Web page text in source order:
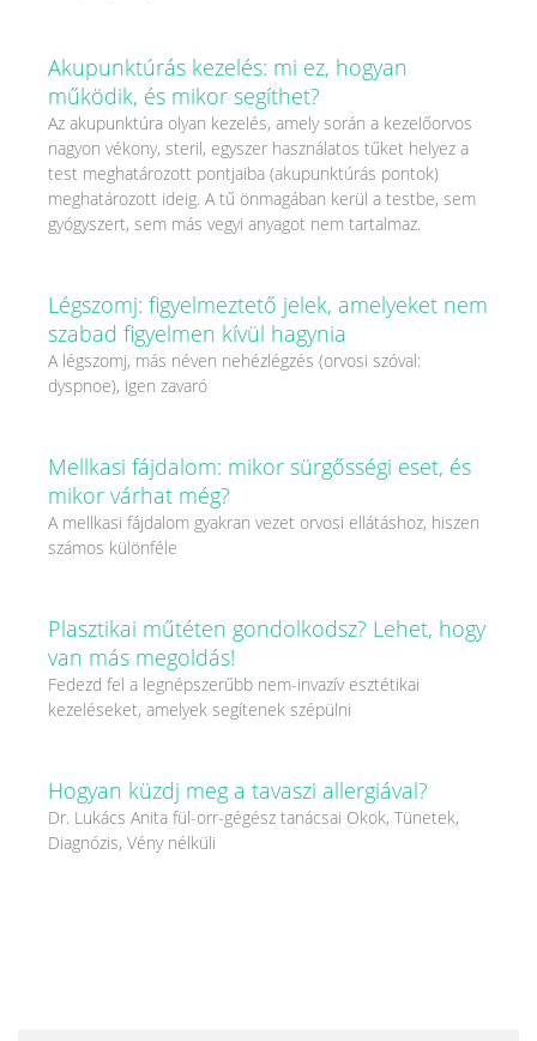
Akupunktúrás kezelés: mi ez, hogyan
működik, és mikor segíthet?
Az akupunktúra olyan kezelés, amely során a kezelőorvos
nagyon vékony, steril, egyszer használatos tűket helyez a
test meghatározott pontjaiba (akupunktúrás pontok)
meghatározott ideig. A tű önmagában kerül a testbe, sem
gyógyszert, sem más vegyi anyagot nem tartalmaz.
Légszomj: figyelmeztető jelek, amelyeket nem
szabad figyelmen kívül hagynia
A légszomj, más néven nehézlégzés (orvosi szóval:
dyspnoe), igen zavaró
Mellkasi fájdalom: mikor sürgősségi eset, és
mikor várhat még?
A mellkasi fájdalom gyakran vezet orvosi ellátáshoz, hiszen
számos különféle
Plasztikai műtéten gondolkodsz? Lehet, hogy
van más megoldás!
Fedezd fel a legnépszerűbb nem-invazív esztétikai
kezeléseket, amelyek segítenek szépülni
Hogyan küzdj meg a tavaszi allergiával?
Dr. Lukács Anita fül-orr-gégész tanácsai Okok, Tünetek,
Diagnózis, Vény nélküli